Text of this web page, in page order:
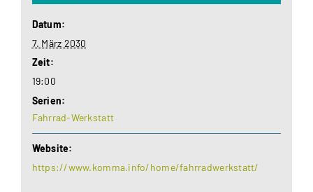
Datum:
7. März 2030
Zeit:
19:00
Serien:
Fahrrad-Werkstatt
Website:
https://www.komma.info/home/fahrradwerkstatt/